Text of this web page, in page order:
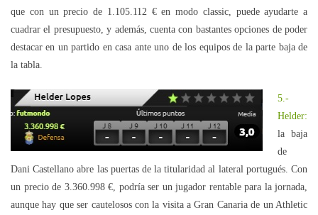
que con un precio de 1.105.112 € en modo classic, puede ayudarte a
cuadrar el presupuesto, y además, cuenta con bastantes opciones de poder
destacar en un partido en casa ante uno de los equipos de la parte baja de
la tabla.
5.-
Helder:
la baja
de
Dani Castellano abre las puertas de la titularidad al lateral portugués. Con
un precio de 3.360.998 €, podría ser un jugador rentable para la jornada,
aunque hay que ser cautelosos con la visita a Gran Canaria de un Athletic